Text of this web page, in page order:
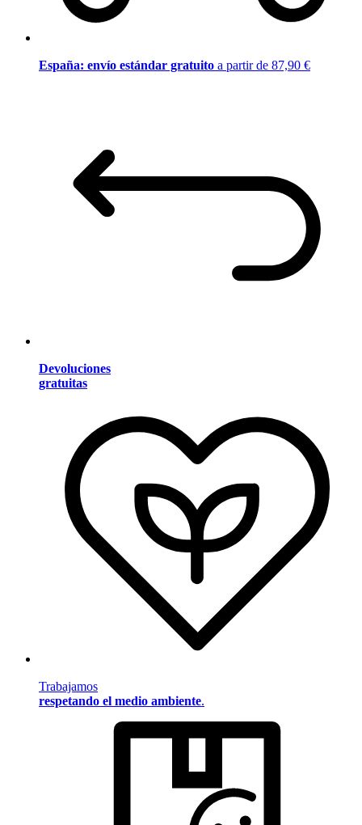
España: envío estándar gratuito a partir de 87,90 €
Devoluciones
gratuitas
Trabajamos
respetando el medio ambiente.